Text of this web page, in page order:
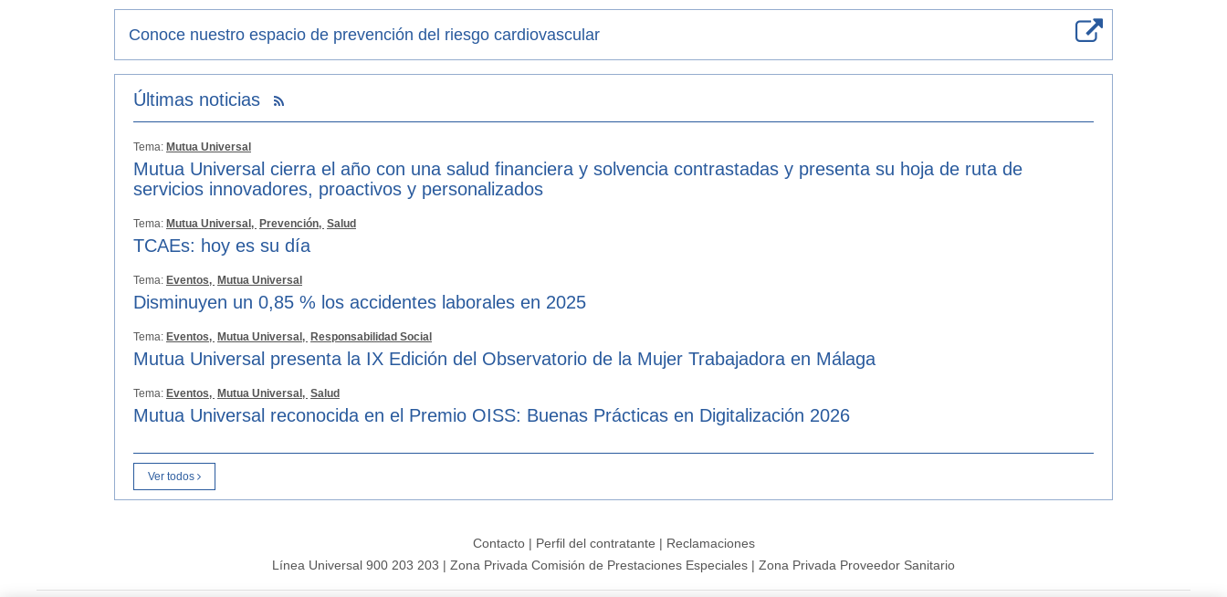
Conoce nuestro espacio de prevención del riesgo cardiovascular
Últimas noticias
Tema: Mutua Universal
Mutua Universal cierra el año con una salud financiera y solvencia contrastadas y presenta su hoja de ruta de
servicios innovadores, proactivos y personalizados
Tema: Mutua Universal, Prevención, Salud
TCAEs: hoy es su día
Tema: Eventos, Mutua Universal
Disminuyen un 0,85 % los accidentes laborales en 2025
Tema: Eventos, Mutua Universal, Responsabilidad Social
Mutua Universal presenta la IX Edición del Observatorio de la Mujer Trabajadora en Málaga
Tema: Eventos, Mutua Universal, Salud
Mutua Universal reconocida en el Premio OISS: Buenas Prácticas en Digitalización 2026
Ver todos
Contacto| Perfil del contratante | Reclamaciones
Línea Universal 900 203 203 | Zona Privada Comisión de Prestaciones Especiales | Zona Privada Proveedor Sanitario